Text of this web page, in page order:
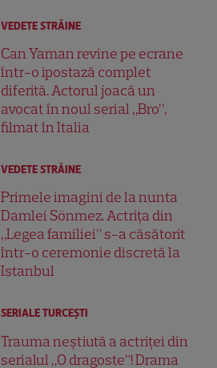
VEDETE STRĂINE
Can Yaman revine pe ecrane
într-o ipostază complet
diferită. Actorul joacă un
avocat în noul serial „Bro”,
filmat în Italia
VEDETE STRĂINE
Primele imagini de la nunta
Damlei Sönmez. Actrița din
„Legea familiei” s-a căsătorit
într-o ceremonie discretă la
Istanbul
SERIALE TURCEŞTI
Trauma neștiută a actriței din
serialul „O dragoste”! Drama